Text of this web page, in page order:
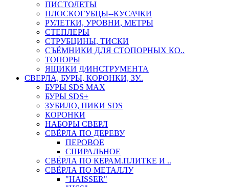
ПИСТОЛЕТЫ
ПЛОСКОГУБЦЫ--КУСАЧКИ
РУЛЕТКИ, УРОВНИ, МЕТРЫ
СТЕПЛЕРЫ
СТРУБЦИНЫ, ТИСКИ
СЪЁМНИКИ ДЛЯ СТОПОРНЫХ КО..
ТОПОРЫ
ЯЩИКИ Д/ИНСТРУМЕНТА
СВЕРЛА, БУРЫ, КОРОНКИ, ЗУ..
БУРЫ SDS MAX
БУРЫ SDS+
ЗУБИЛО, ПИКИ SDS
КОРОНКИ
НАБОРЫ СВЕРЛ
СВЁРЛА ПО ДЕРЕВУ
ПЕРОВОЕ
СПИРАЛЬНОЕ
СВЁРЛА ПО КЕРАМ.ПЛИТКЕ И ..
СВЁРЛА ПО МЕТАЛЛУ
"HAISSER"